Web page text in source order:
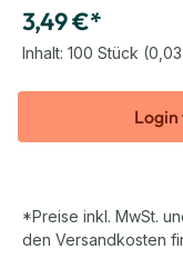
3,49 €*
Inhalt: 100 Stück
*Preise inkl. MwSt.
den Versandkosten